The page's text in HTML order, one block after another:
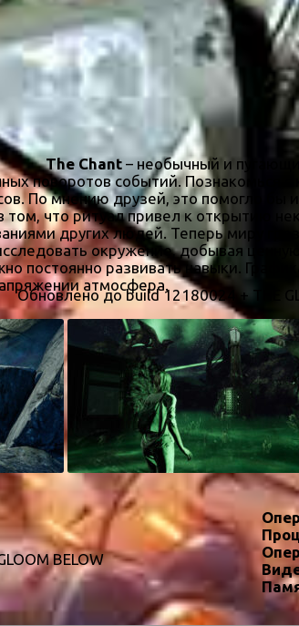
The Chant – необычный и
поворотов событий. Познакомься
По мнению друзей, это помогло бы
что ритуал привел к открытию
других людей. Теперь миру
окружение, добывая
постоянно развивать навыки.
атмосфера.
Обновлено до build 12180024 + THE
BELOW